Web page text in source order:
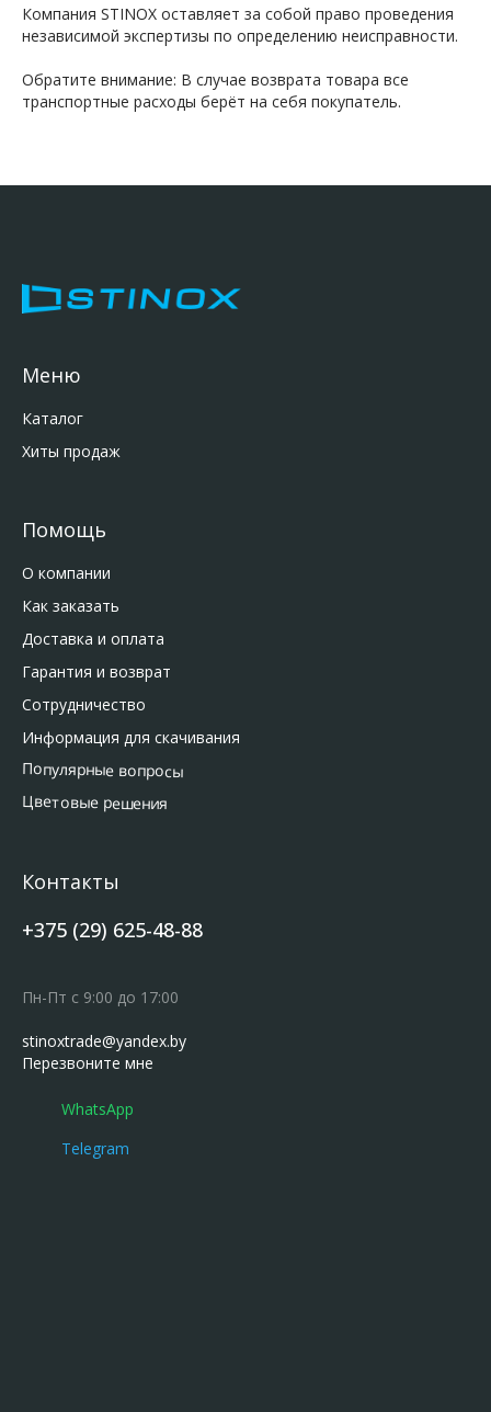
Компания STINOX оставляет за собой право проведения
независимой экспертизы по определению неисправности.
Обратите внимание: В случае возврата товара все
транспортные расходы берёт на себя покупатель.
+375 (29) 625-48-88
Каталог
Хиты продаж
О компании
Перезвоните мне
Доставка и оплата
Гарантия и возврат
Сотрудничество
Информация для скачивания
Популярные вопросы
Как заказать
Пн-Пт с 9:00 до 17:00
Меню
Помощь
Контакты
WhatsApp
Telegram
Цветовые решения
stinoxtrade@yandex.by